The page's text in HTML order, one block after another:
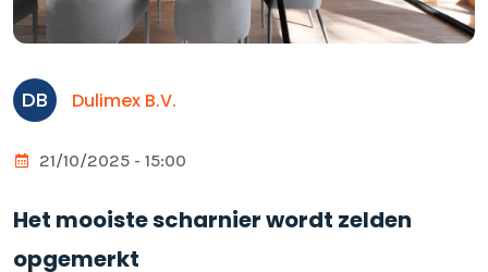
DB Dulimex B.V.
21/10/2025 - 15:00
Het mooiste scharnier wordt zelden
opgemerkt